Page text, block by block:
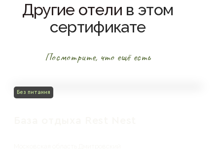
Другие отели в этом
сертификате
Посмотрите, что ещё есть
Без питания